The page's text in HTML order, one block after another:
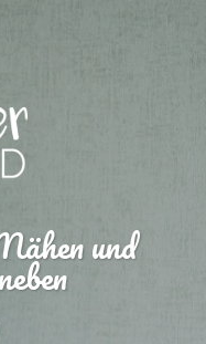
und